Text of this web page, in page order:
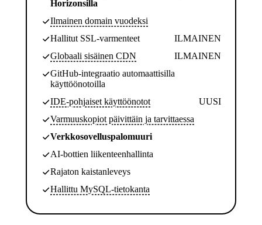
Horizonsilla
Ilmainen domain vuodeksi
Hallitut SSL-varmenteet
ILMAINEN
Globaali sisäinen CDN
ILMAINEN
GitHub-integraatio automaattisilla
käyttöönotoilla
IDE-pohjaiset käyttöönotot
UUSI
Varmuuskopiot päivittäin ja tarvittaessa
Verkkosovelluspalomuuri
AI-bottien liikenteenhallinta
Rajaton kaistanleveys
Hallittu MySQL-tietokanta